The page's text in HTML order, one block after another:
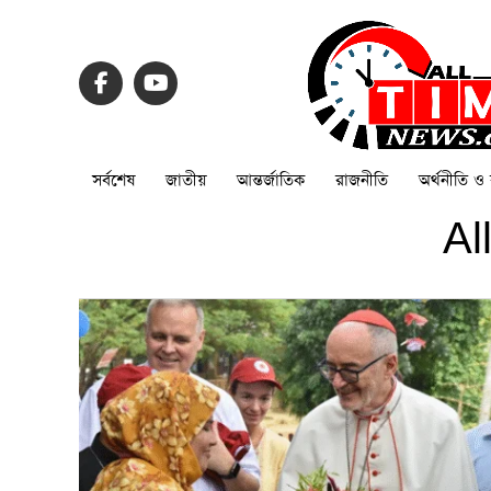
সর্বশেষ জাতীয় আন্তর্জাতিক রাজনীতি অর্থনীতি ও